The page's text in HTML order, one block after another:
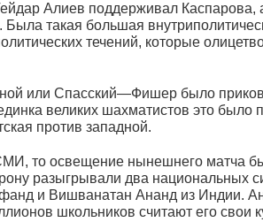
Алиев поддерживал
такая большая
течений, которые
или Спасский—Фишер было
великих шахматистов это было
против западной.
то освещение нынешнего матча
разыгрывали два национальных
и Вишванатан Ананд из Индии.
школьников считают его свои